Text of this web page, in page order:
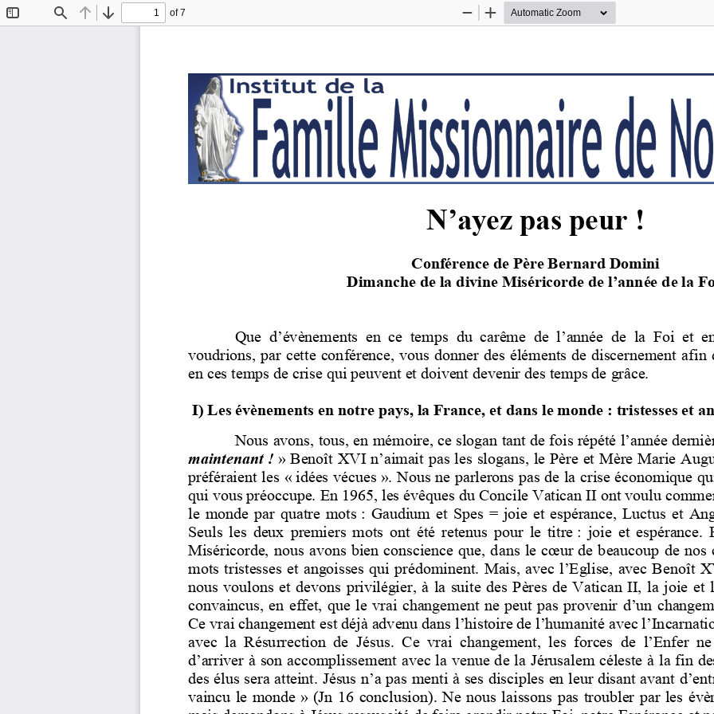
Find Previous
Next
of 7
Zoom
Zoom
N’ayez pas peur !
Conférence de Père Bernard Domini
Dimanche de la divine Miséricorde de l’année de la
Que  d’évènements  en  ce  temps  du  carême  de  l’année  de  la  Foi  et
voudrions, par cette conférence, vous donner des éléments de discernement afin
en ces temps de crise qui peuvent et doivent devenir des temps de grâce.
I) Les évènements en notre pays, la France, et dans le monde : tristesses et
Nous avons, tous, en mémoire, ce slogan tant de fois répété l’année
maintenant ! » Benoît XVI n’aimait pas les slogans, le Père et Mère Marie
préféraient les « idées vécues ». Nous ne parlerons pas de la crise économique
qui vous préoccupe. En 1965, les évêques du Concile Vatican II ont voulu
le  monde  par  quatre  mots :  Gaudium  et  Spes  =  joie  et  espérance,  Luctus  et
Seuls  les  deux  premiers  mots  ont  été  retenus  pour  le  titre :  joie  et  espérance.
Miséricorde, nous avons bien conscience que, dans le cœur de beaucoup de nos
mots tristesses et angoisses qui prédominent. Mais, avec l’Eglise, avec Benoît
nous voulons et devons privilégier, à la suite des Pères de Vatican II, la joie et
convaincus, en effet, que le vrai changement ne peut pas provenir d’un
Ce vrai changement est déjà advenu dans l’histoire de l’humanité avec
avec  la  Résurrection  de  Jésus.  Ce  vrai  changement,  les  forces  de  l’Enfer
d’arriver à son accomplissement avec la venue de la Jérusalem céleste à la fin
des élus sera atteint. Jésus n’a pas menti à ses disciples en leur disant avant
vaincu  le  monde »  (Jn  16  conclusion).  Ne  nous  laissons  pas  troubler  par  les